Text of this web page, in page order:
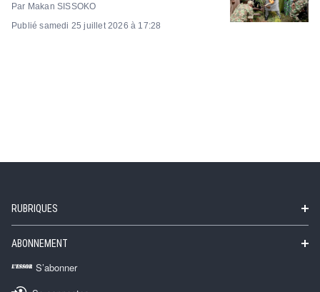
Par Makan SISSOKO
Publié samedi 25 juillet 2026 à 17:28
RUBRIQUES
ABONNEMENT
S’abonner